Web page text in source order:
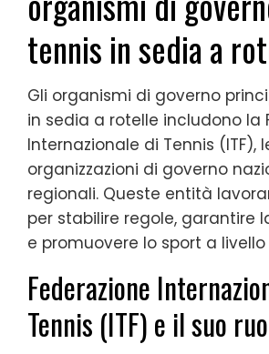
tennis in sedia a
Gli organismi di governo
in sedia a rotelle includono la
Internazionale di Tennis (ITF),
organizzazioni di governo
regionali. Queste entità
per stabilire regole, garantire
e promuovere lo sport a
Federazione
Tennis (ITF) e il suo